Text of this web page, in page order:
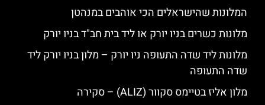
המלונות שהישראלים הכי אוהבים במנהטן
מלונות כשרים בניו יורק או ליד בית חב"ד בניו יורק
מלונות ליד שדה התעופה ניו יורק – מלון בניו יורק ליד
שדה התעופה
מלון אליז בטיימס סקוור (ALIZ) – סקירה